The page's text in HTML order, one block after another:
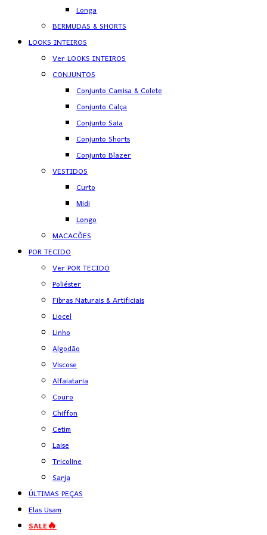
Longa
BERMUDAS & SHORTS
LOOKS INTEIROS
Ver LOOKS INTEIROS
CONJUNTOS
Conjunto Camisa & Colete
Conjunto Calça
Conjunto Saia
Conjunto Shorts
Conjunto Blazer
VESTIDOS
Curto
Midi
Longo
MACACÕES
POR TECIDO
Ver POR TECIDO
Poliéster
Fibras Naturais & Artificiais
Liocel
Linho
Algodão
Viscose
Alfaiataria
Couro
Chiffon
Cetim
Laise
Tricoline
Sarja
ÚLTIMAS PEÇAS
Elas Usam
SALE🔥